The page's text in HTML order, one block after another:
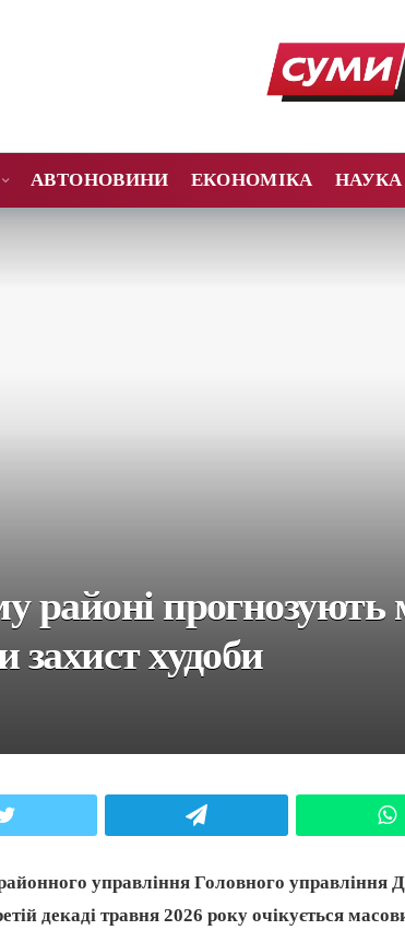
АВТОНОВИНИ ЕКОНОМІКА НАУКА
районі
захист худоби
управління Головного управління
декаді травня 2026 року очікується